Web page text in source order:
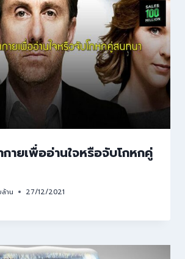
ายเพื่ออ่านใจหรือจับโกหกคู่
าน 27/12/2021